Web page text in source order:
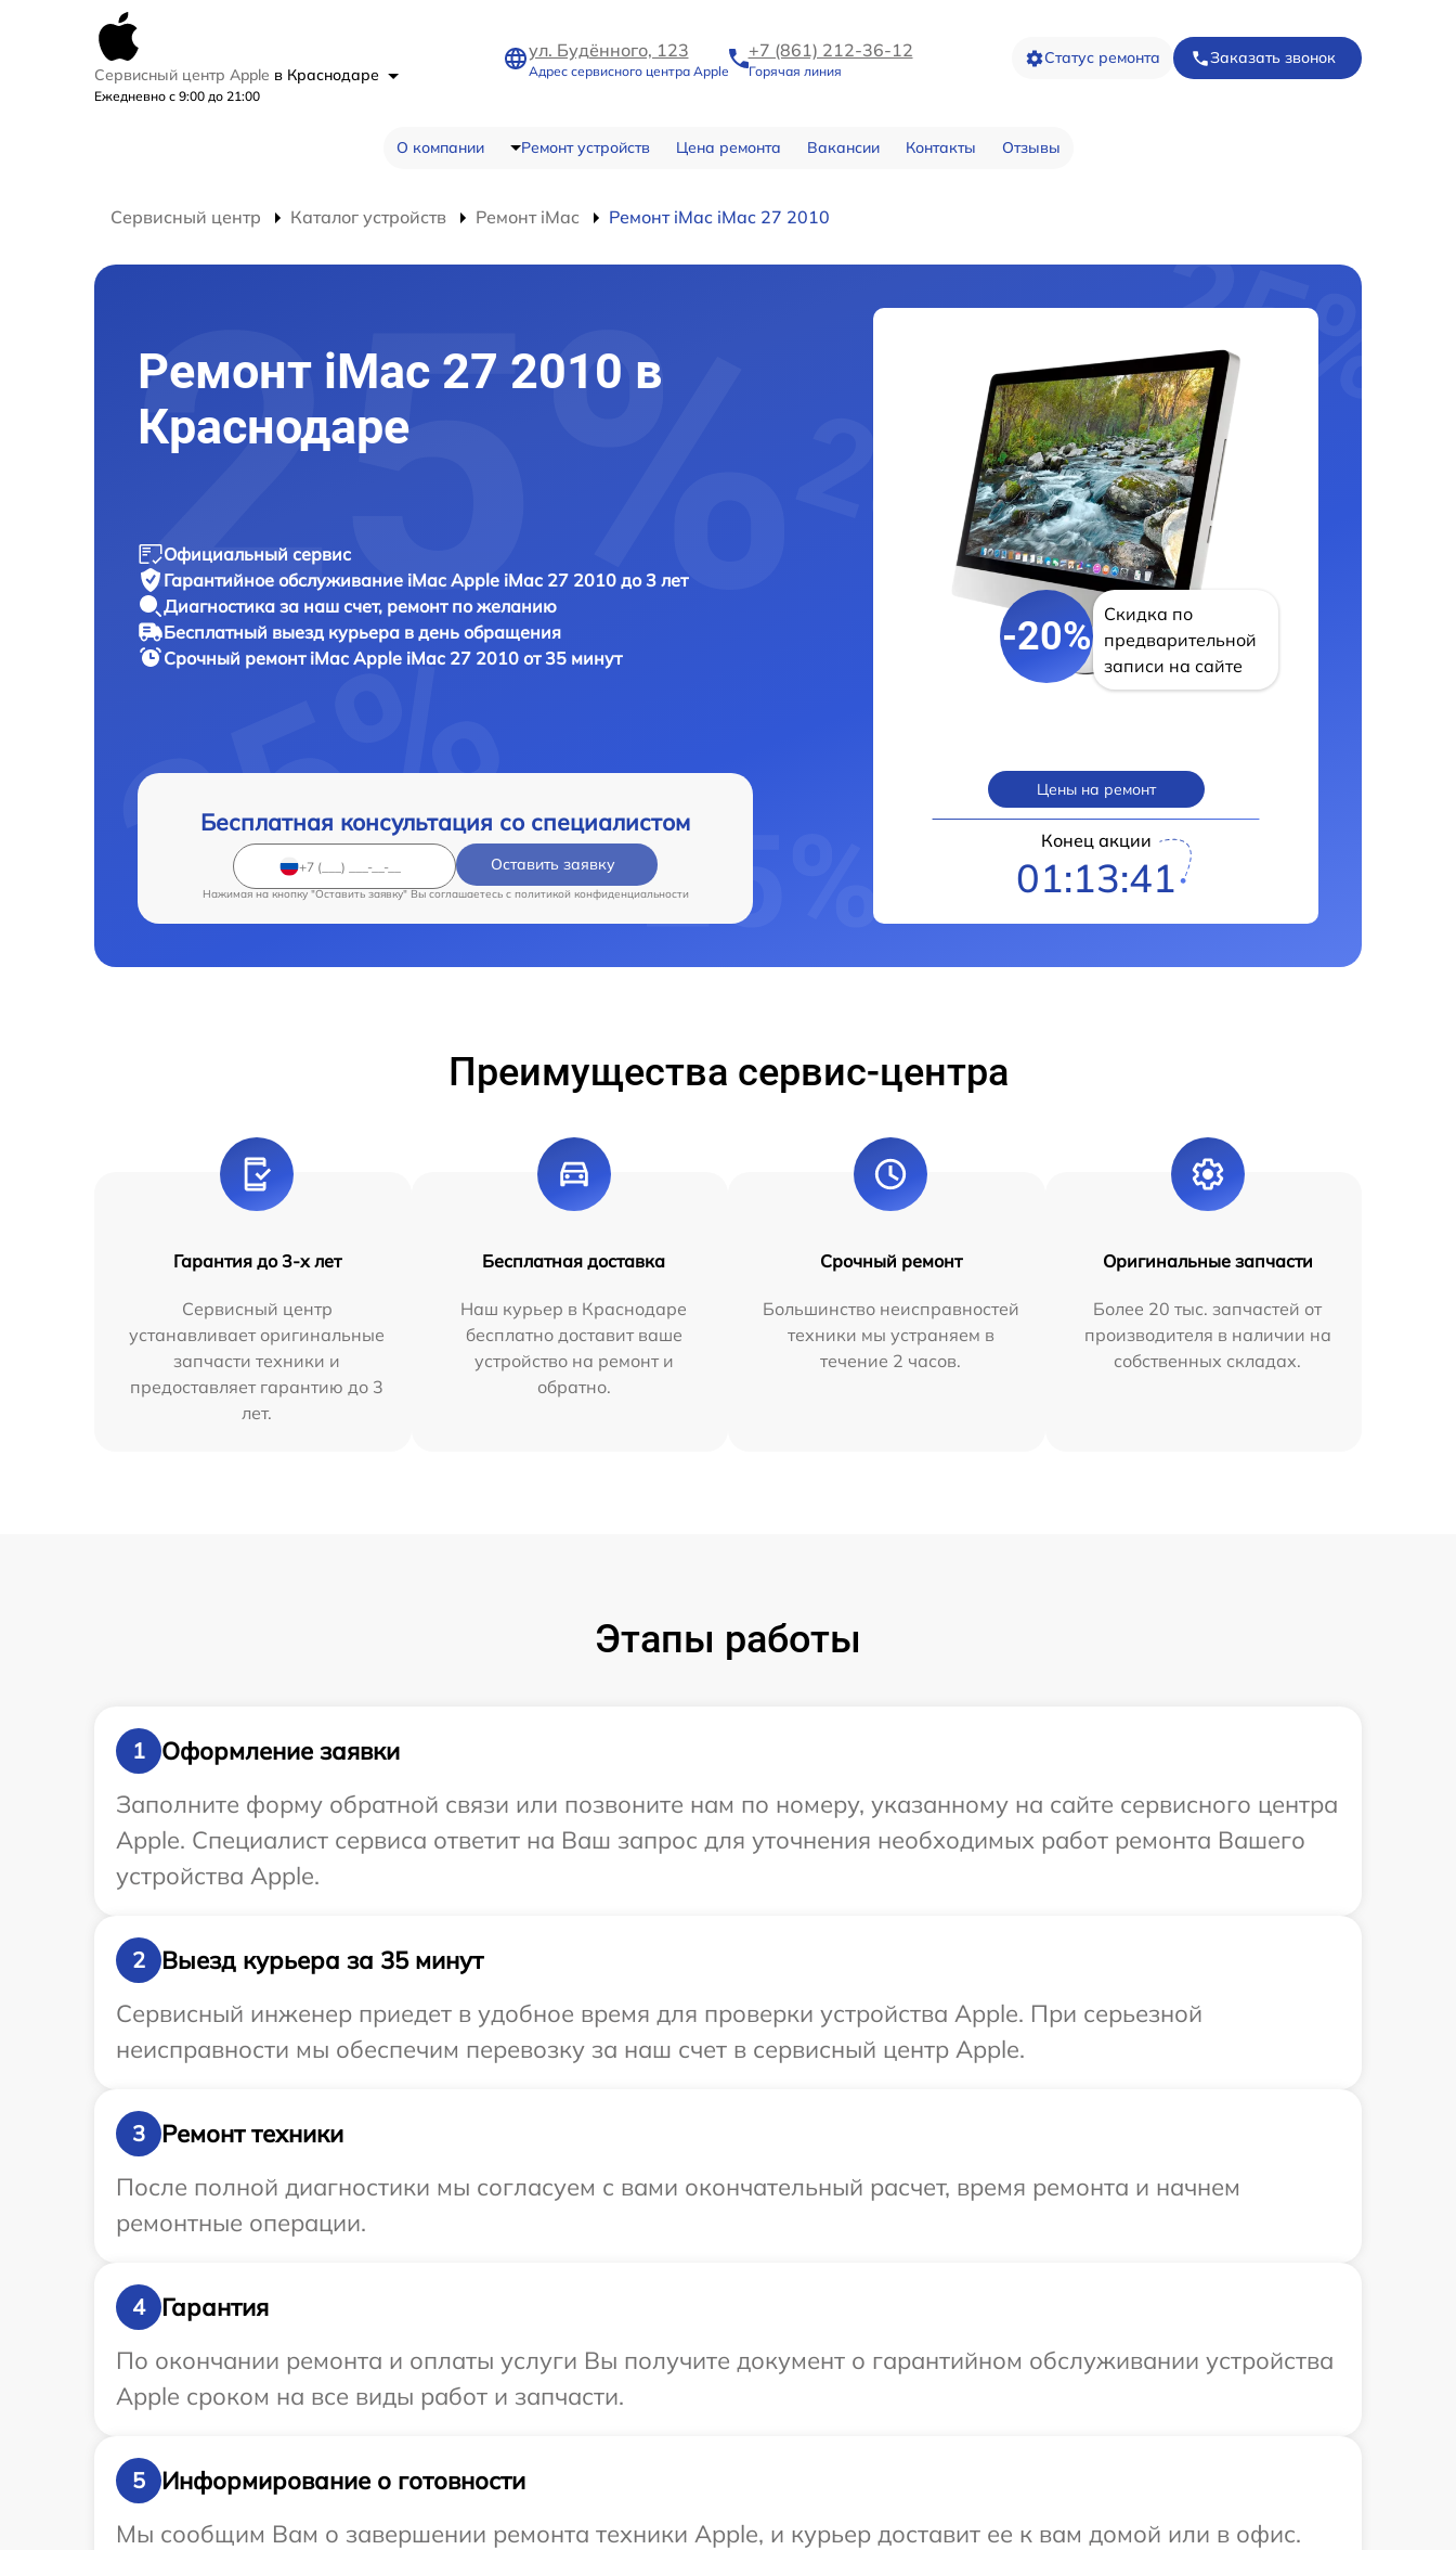
Сервисный центр Apple в Краснодаре
Ежедневно с 9:00 до 21:00
ул. Будённого, 123
Адрес сервисного центра Apple
+7 (861) 212-36-12
Горячая линия
Статус ремонта Заказать звонок
О компании Ремонт устройств Цена ремонта Вакансии Контакты Отзывы
Сервисный центр Каталог устройств Ремонт iMac Ремонт iMac iMac 27 2010
Ремонт iMac 27 2010 в
Краснодаре
Официальный сервис
Гарантийное обслуживание iMac Apple iMac 27 2010 до 3 лет
Диагностика за наш счет, ремонт по желанию
Бесплатный выезд курьера в день обращения
Срочный ремонт iMac Apple iMac 27 2010 от 35 минут
Бесплатная консультация со специалистом
Оставить заявку
Нажимая на кнопку "Оставить заявку" Вы соглашаетесь c политикой конфиденциальности
-20%
Скидка по
предварительной
записи на сайте
Цены на ремонт
Конец акции
01:13:40
Преимущества сервис-центра
Гарантия до 3-х лет
Сервисный центр
устанавливает оригинальные
запчасти техники и
предоставляет гарантию до 3
лет.
Бесплатная доставка
Наш курьер в Краснодаре
бесплатно доставит ваше
устройство на ремонт и
обратно.
Срочный ремонт
Большинство неисправностей
техники мы устраняем в
течение 2 часов.
Оригинальные запчасти
Более 20 тыс. запчастей от
производителя в наличии на
собственных складах.
Этапы работы
1
Оформление заявки
Заполните форму обратной связи или позвоните нам по номеру, указанному на сайте сервисного центра
Apple. Специалист сервиса ответит на Ваш запрос для уточнения необходимых работ ремонта Вашего
устройства Apple.
2
Выезд курьера за 35 минут
Сервисный инженер приедет в удобное время для проверки устройства Apple. При серьезной
неисправности мы обеспечим перевозку за наш счет в сервисный центр Apple.
3
Ремонт техники
После полной диагностики мы согласуем с вами окончательный расчет, время ремонта и начнем
ремонтные операции.
4
Гарантия
По окончании ремонта и оплаты услуги Вы получите документ о гарантийном обслуживании устройства
Apple сроком на все виды работ и запчасти.
5
Информирование о готовности
Мы сообщим Вам о завершении ремонта техники Apple, и курьер доставит ее к вам домой или в офис.